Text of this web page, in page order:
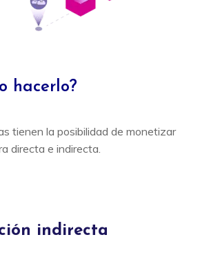
hacerlo?
tienen la posibilidad de monetizar
directa e indirecta.
indirecta